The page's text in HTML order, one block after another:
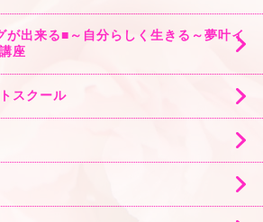
が出来る■～自分らしく生きる～夢叶イ
座
スクール